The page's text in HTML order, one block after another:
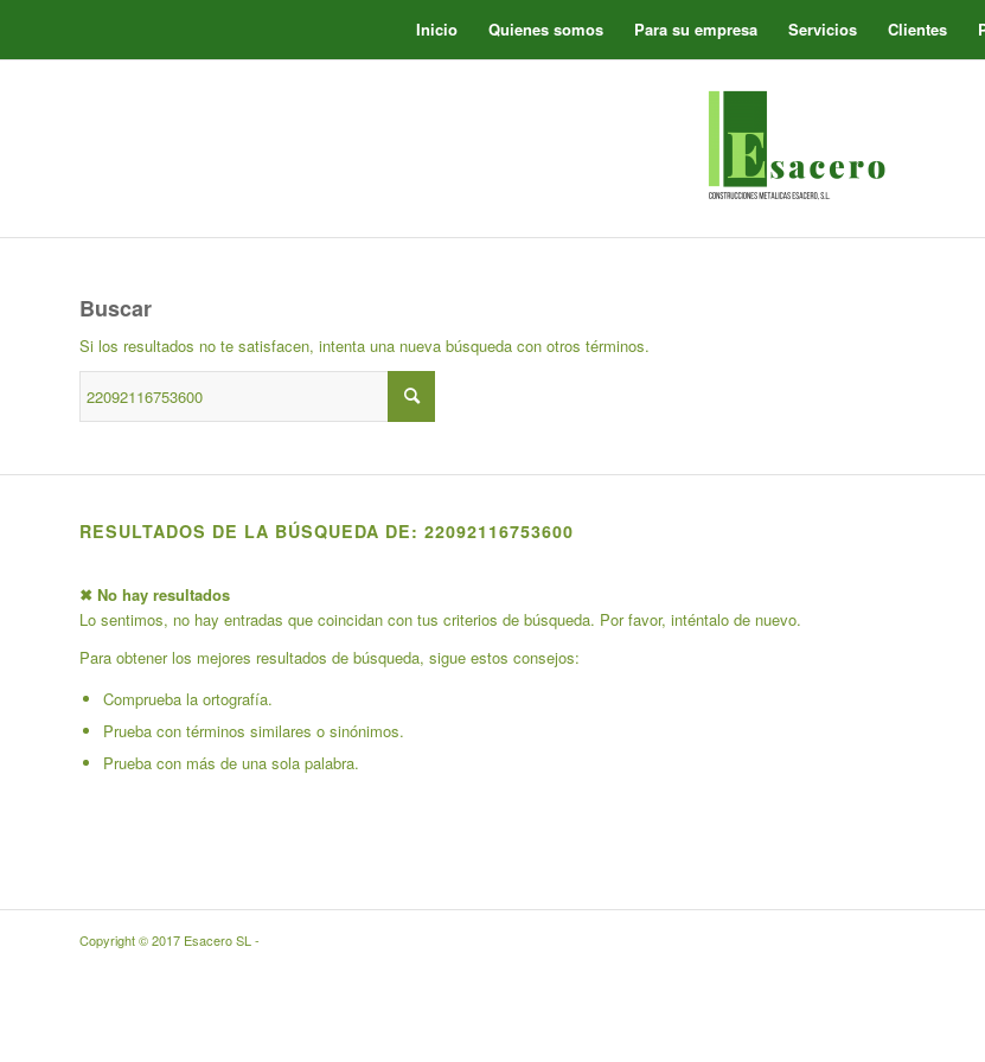
Inicio Quienes somos Para su empresa Servicios Clientes
Buscar
Si los resultados no te satisfacen, intenta una nueva búsqueda con otros términos.
RESULTADOS DE LA BÚSQUEDA DE: 22092116753600
✖ No hay resultados
Lo sentimos, no hay entradas que coincidan con tus criterios de búsqueda. Por favor, inténtalo de nuevo.
Para obtener los mejores resultados de búsqueda, sigue estos consejos:
Comprueba la ortografía.
Prueba con términos similares o sinónimos.
Prueba con más de una sola palabra.
Copyright © 2017 Esacero SL -